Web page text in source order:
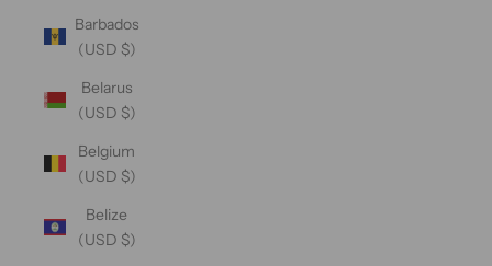
Barbados
(USD $)
Belarus
(USD $)
Belgium
(USD $)
Belize
(USD $)